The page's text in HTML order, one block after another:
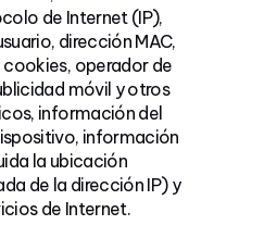
de Internet (IP),
dirección MAC,
operador de
móvil y otros
información del
información
la ubicación
de la dirección IP) y
de Internet.